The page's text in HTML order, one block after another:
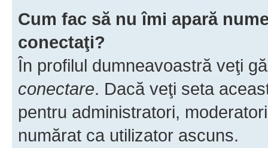
Cum fac să nu îmi apară
conectaţi?
În profilul dumneavoastră veţi
conectare. Dacă veţi seta
pentru administratori,
numărat ca utilizator ascuns.